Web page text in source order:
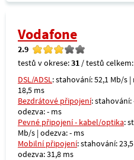
Vodafone
2.9
testů v okrese:31 / testů celkem:
DSL/ADSL: stahování: 52,1 Mb/s
18,5 ms
Bezdrátové připojení: stahování:
odezva: - ms
Pevné připojení - kabel/optika:
Mb/s | odezva: - ms
Mobilní připojení: stahování:
odezva: 31,8 ms